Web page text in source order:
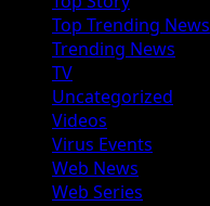
Top Trending News
Trending News
TV
Uncategorized
Videos
Virus Events
Web News
Web Series